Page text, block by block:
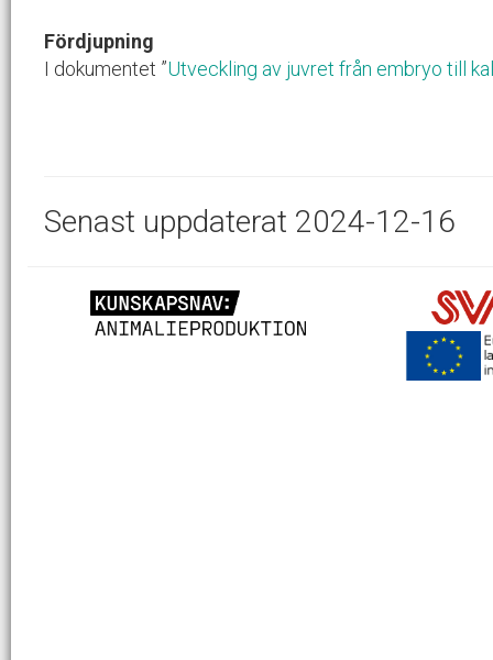
Fördjupning
I dokumentet ”Utveckling av juvret från embryo till
Senast uppdaterat 2024-12-16